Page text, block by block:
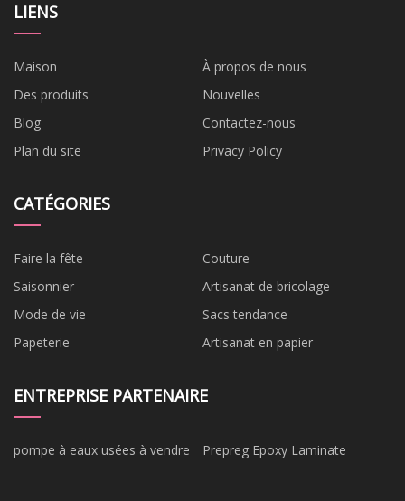
LIENS
Maison
À propos de nous
Des produits
Nouvelles
Blog
Contactez-nous
Plan du site
Privacy Policy
CATÉGORIES
Faire la fête
Couture
Saisonnier
Artisanat de bricolage
Mode de vie
Sacs tendance
Papeterie
Artisanat en papier
ENTREPRISE PARTENAIRE
pompe à eaux usées à vendre Prepreg Epoxy Laminate